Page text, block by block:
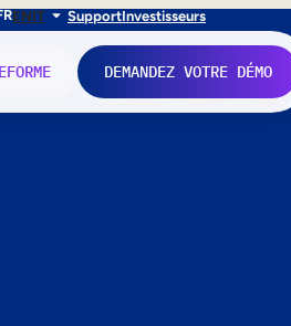
ENIT SupportInvestisseurs
DEMANDEZ VOTRE DÉMO